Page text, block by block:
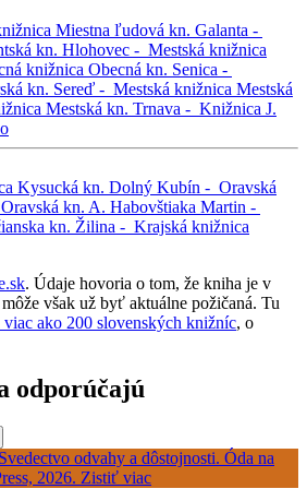
Miestna ľudová kn. Galanta -
kn. Hlohovec - Mestská knižnica
knižnica Obecná kn. Senica -
kn. Sereď - Mestská knižnica Mestská
Mestská kn. Trnava - Knižnica J.
Kysucká kn. Dolný Kubín - Oravská
Oravská kn. A. Habovštiaka Martin -
kn. Žilina - Krajská knižnica
. Údaje hovoria o tom, že kniha je v
však už byť aktuálne požičaná. Tu
viac ako 200 slovenských knižníc, o
odporúčajú